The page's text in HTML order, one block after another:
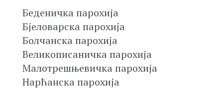
Беденичка парохија
Бјеловарска парохија
Болчанска парохија
Великописаничка парохија
Малотрешњевичка парохија
Нарћанска парохија